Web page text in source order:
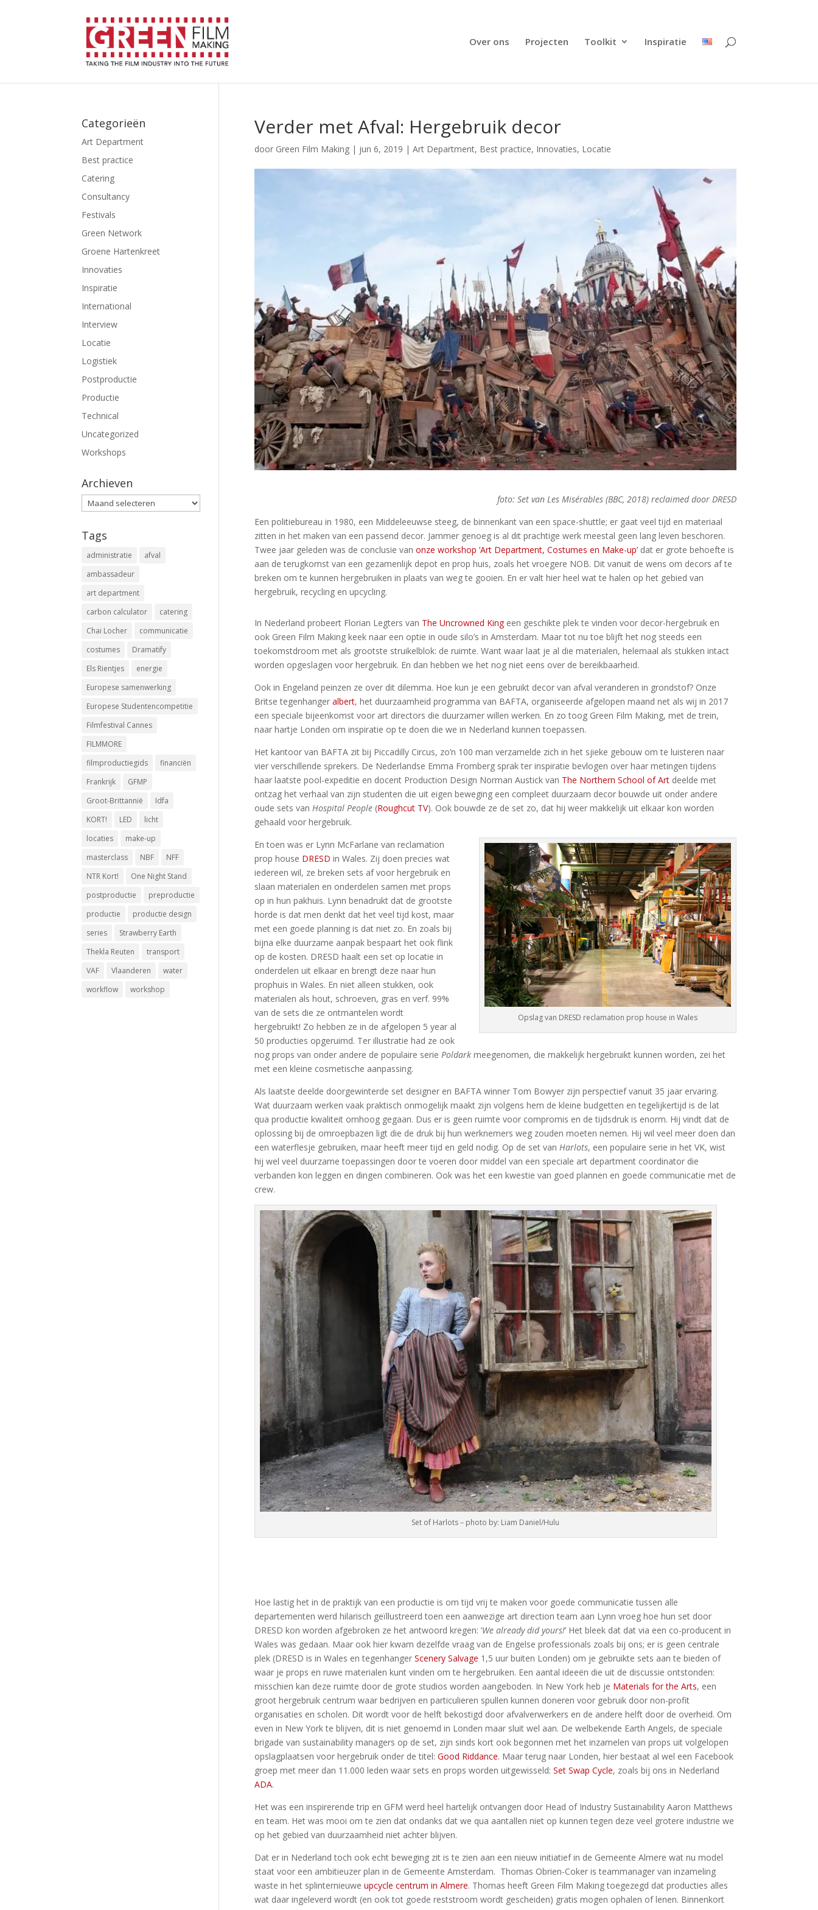
Over ons Projecten Toolkit Inspiratie
Verder met Afval: Hergebruik decor
door Green Film Making| jun 6, 2019 | Art Department, Best practice, Innovaties, Locatie
foto: Set van Les Misérables (BBC, 2018) reclaimed door DRESD
Een politiebureau in 1980, een Middeleeuwse steeg, de binnenkant van een space-shuttle; er gaat veel tijd en materiaal
zitten in het maken van een passend decor. Jammer genoeg is al dit prachtige werk meestal geen lang leven beschoren.
Twee jaar geleden was de conclusie van onze workshop ‘Art Department, Costumes en Make-up’dat er grote behoefte is
aan de terugkomst van een gezamenlijk depot en prop huis, zoals het vroegere NOB. Dit vanuit de wens om decors af te
breken om te kunnen hergebruiken in plaats van weg te gooien. En er valt hier heel wat te halen op het gebied van
hergebruik, recycling en upcycling.
In Nederland probeert Florian Legters van The Uncrowned Kingeen geschikte plek te vinden voor decor-hergebruik en
ook Green Film Making keek naar een optie in oude silo’s in Amsterdam. Maar tot nu toe blijft het nog steeds een
toekomstdroom met als grootste struikelblok: de ruimte. Want waar laat je al die materialen, helemaal als stukken intact
worden opgeslagen voor hergebruik. En dan hebben we het nog niet eens over de bereikbaarheid.
Ook in Engeland peinzen ze over dit dilemma. Hoe kun je een gebruikt decor van afval veranderen in grondstof? Onze
Britse tegenhanger albert, het duurzaamheid programma van BAFTA, organiseerde afgelopen maand net als wij in 2017
een speciale bijeenkomst voor art directors die duurzamer willen werken. En zo toog Green Film Making, met de trein,
naar hartje Londen om inspiratie op te doen die we in Nederland kunnen toepassen.
Het kantoor van BAFTA zit bij Piccadilly Circus, zo’n 100 man verzamelde zich in het sjieke gebouw om te luisteren naar
vier verschillende sprekers. De Nederlandse Emma Fromberg sprak ter inspiratie bevlogen over haar metingen tijdens
haar laatste pool-expeditie en docent Production Design Norman Austick van The Northern School of Artdeelde met
ontzag het verhaal van zijn studenten die uit eigen beweging een compleet duurzaam decor bouwde uit onder andere
oude sets van Hospital People(Roughcut TV). Ook bouwde ze de set zo, dat hij weer makkelijk uit elkaar kon worden
gehaald voor hergebruik.
Opslag van DRESD reclamation prop house in Wales
En toen was er Lynn McFarlane van reclamation
prop house DRESD in Wales. Zij doen precies wat
iedereen wil, ze breken sets af voor hergebruik en
slaan materialen en onderdelen samen met props
op in hun pakhuis. Lynn benadrukt dat de grootste
horde is dat men denkt dat het veel tijd kost, maar
met een goede planning is dat niet zo. En zoals bij
bijna elke duurzame aanpak bespaart het ook flink
op de kosten. DRESD haalt een set op locatie in
onderdelen uit elkaar en brengt deze naar hun
prophuis in Wales. En niet alleen stukken, ook
materialen als hout, schroeven, gras en verf. 99%
van de sets die ze ontmantelen wordt
hergebruikt! Zo hebben ze in de afgelopen 5 year al
50 producties opgeruimd. Ter illustratie had ze ook
nog props van onder andere de populaire serie Poldarkmeegenomen, die makkelijk hergebruikt kunnen worden, zei het
met een kleine cosmetische aanpassing.
Als laatste deelde doorgewinterde set designer en BAFTA winner Tom Bowyer zijn perspectief vanuit 35 jaar ervaring.
Wat duurzaam werken vaak praktisch onmogelijk maakt zijn volgens hem de kleine budgetten en tegelijkertijd is de lat
qua productie kwaliteit omhoog gegaan. Dus er is geen ruimte voor compromis en de tijdsdruk is enorm. Hij vindt dat de
oplossing bij de omroepbazen ligt die de druk bij hun werknemers weg zouden moeten nemen. Hij wil veel meer doen dan
een waterflesje gebruiken, maar heeft meer tijd en geld nodig. Op de set van Harlots, een populaire serie in het VK, wist
hij wel veel duurzame toepassingen door te voeren door middel van een speciale art department coordinator die
verbanden kon leggen en dingen combineren. Ook was het een kwestie van goed plannen en goede communicatie met de
crew.
Set of Harlots – photo by: Liam Daniel/Hulu
Hoe lastig het in de praktijk van een productie is om tijd vrij te maken voor goede communicatie tussen alle
departementen werd hilarisch geïllustreerd toen een aanwezige art direction team aan Lynn vroeg hoe hun set door
DRESD kon worden afgebroken ze het antwoord kregen: ‘We already did yours!’ Het bleek dat dat via een co-producent in
Wales was gedaan. Maar ook hier kwam dezelfde vraag van de Engelse professionals zoals bij ons; er is geen centrale
plek (DRESD is in Wales en tegenhanger Scenery Salvage 1,5 uur buiten Londen) om je gebruikte sets aan te bieden of
waar je props en ruwe materialen kunt vinden om te hergebruiken. Een aantal ideeën die uit de discussie ontstonden:
misschien kan deze ruimte door de grote studios worden aangeboden. In New York heb je Materials for the Arts, een
groot hergebruik centrum waar bedrijven en particulieren spullen kunnen doneren voor gebruik door non-profit
organisaties en scholen. Dit wordt voor de helft bekostigd door afvalverwerkers en de andere helft door de overheid. Om
even in New York te blijven, dit is niet genoemd in Londen maar sluit wel aan. De welbekende Earth Angels, de speciale
brigade van sustainability managers op de set, zijn sinds kort ook begonnen met het inzamelen van props uit volgelopen
opslagplaatsen voor hergebruik onder de titel: Good Riddance. Maar terug naar Londen, hier bestaat al wel een Facebook
groep met meer dan 11.000 leden waar sets en props worden uitgewisseld: Set Swap Cycle, zoals bij ons in Nederland
ADA.
Het was een inspirerende trip en GFM werd heel hartelijk ontvangen door Head of Industry Sustainability Aaron Matthews
en team. Het was mooi om te zien dat ondanks dat we qua aantallen niet op kunnen tegen deze veel grotere industrie we
op het gebied van duurzaamheid niet achter blijven.
Dat er in Nederland toch ook echt beweging zit is te zien aan een nieuw initiatief in de Gemeente Almere wat nu model
staat voor een ambitieuzer plan in de Gemeente Amsterdam. Thomas Obrien-Coker is teammanager van inzameling
waste in het splinternieuwe upcycle centrum in Almere. Thomas heeft Green Film Making toegezegd dat producties alles
wat daar ingeleverd wordt (en ook tot goede reststroom wordt gescheiden) gratis mogen ophalen of lenen. Binnenkort
Categorieën
Art Department
Best practice
Catering
Consultancy
Festivals
Green Network
Groene Hartenkreet
Innovaties
Inspiratie
International
Interview
Locatie
Logistiek
Postproductie
Productie
Technical
Uncategorized
Workshops
Archieven
Archieven
Tags
administratie
afval
ambassadeur
art department
carbon calculator
catering
Chai Locher
communicatie
costumes
Dramatify
Els Rientjes
energie
Europese samenwerking
Europese Studentencompetitie
Filmfestival Cannes
FILMMORE
filmproductiegids
financiën
Frankrijk
GFMP
Groot-Brittannië
Idfa
KORT!
LED
licht
locaties
make-up
masterclass
NBF
NFF
NTR Kort!
One Night Stand
postproductie
preproductie
productie
productie design
series
Strawberry Earth
Thekla Reuten
transport
VAF
Vlaanderen
water
workflow
workshop